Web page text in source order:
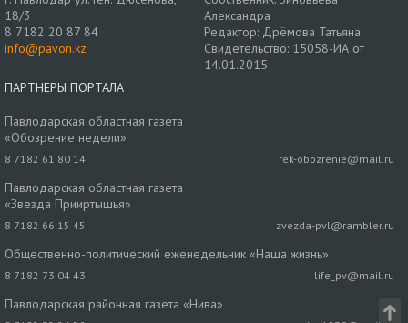
18/3
8 7182 20 87 84
info@pavon.kz
Александра
Редактор: Дрёмова Татьяна
Свидетельство: 15058-ИА от
14.01.2015
ПАРТНЕРЫ ПОРТАЛА
Павлодарская областная газета
«Обозрение недели»
8 7182 61 80 14 rek-obozrenie@mail.ru
Павлодарская областная газета
«Звезда Прииртышья»
8 7182 66 15 45 zvezda-pvl@rambler.ru
Общественно-политический еженедельник «Наша жизнь»
8 7182 73 04 43 life_pv@mail.ru
Павлодарская районная газета «Нива»